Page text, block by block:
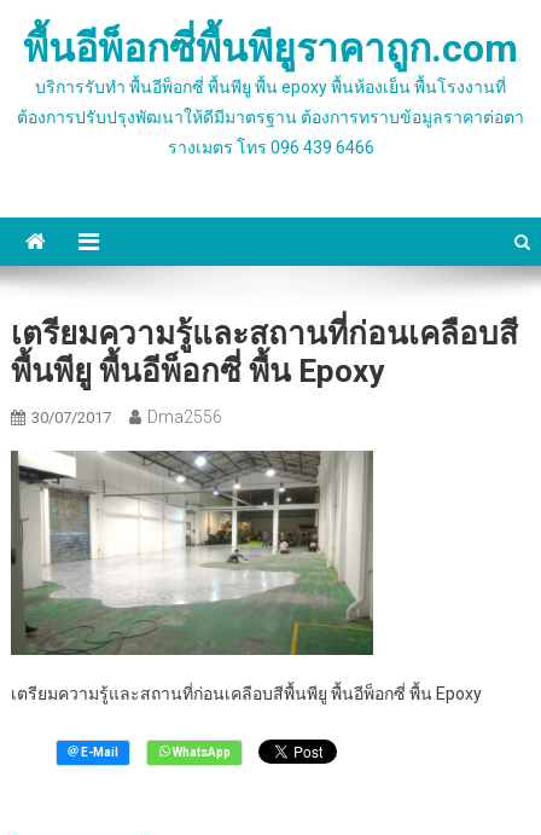
พื้นอีพ็อกซี่พื้นพียูราคาถูก.com
บริการรับทำ พื้นอีพ็อกซี่ พื้นพียู พื้น epoxy พื้นห้องเย็น พื้นโรงงานที่
ต้องการปรับปรุงพัฒนาให้ดีมีมาตรฐาน ต้องการทราบข้อมูลราคาต่อตา
รางเมตร โทร 096 439 6466
เตรียมความรู้และสถานที่ก่อนเคลือบสี
พื้นพียู พื้นอีพ็อกซี่ พื้น Epoxy
30/07/2017 Dma2556
เตรียมความรู้และสถานที่ก่อนเคลือบสีพื้นพียู พื้นอีพ็อกซี่ พื้น Epoxy